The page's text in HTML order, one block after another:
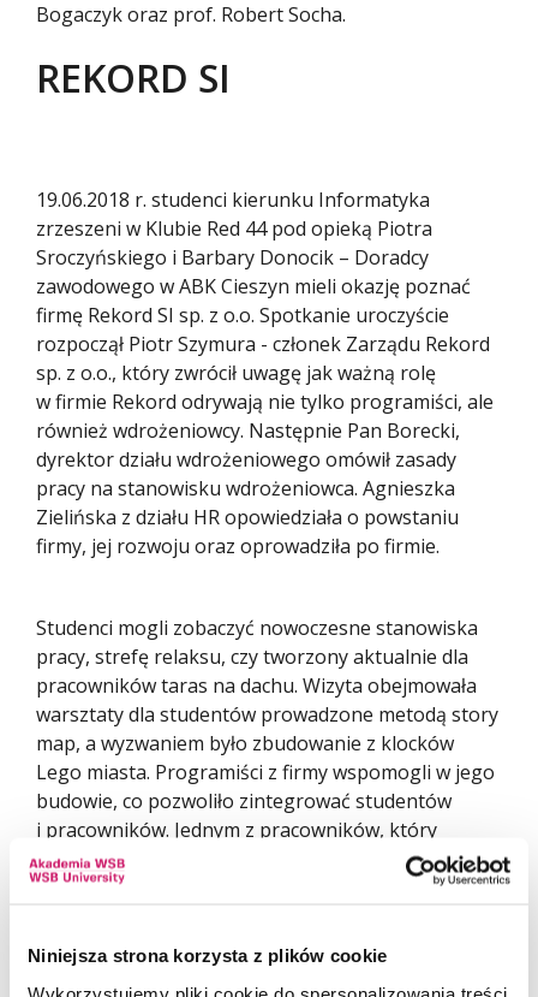
Niniejsza strona korzysta z plików cookie
Wykorzystujemy pliki cookie do spersonalizowania treści
Bogaczyk oraz prof. Robert Socha.
REKORD SI
19.06.2018 r. studenci kierunku Informatyka
zrzeszeni w Klubie Red 44 pod opieką Piotra
Sroczyńskiego i Barbary Donocik – Doradcy
zawodowego w ABK Cieszyn mieli okazję poznać
firmę Rekord SI sp. z o.o. Spotkanie uroczyście
rozpoczął Piotr Szymura - członek Zarządu Rekord
sp. z o.o., który zwrócił uwagę jak ważną rolę
w firmie Rekord odrywają nie tylko programiści, ale
również wdrożeniowcy. Następnie Pan Borecki,
dyrektor działu wdrożeniowego omówił zasady
pracy na stanowisku wdrożeniowca. Agnieszka
Zielińska z działu HR opowiedziała o powstaniu
firmy, jej rozwoju oraz oprowadziła po firmie.
Studenci mogli zobaczyć nowoczesne stanowiska
pracy, strefę relaksu, czy tworzony aktualnie dla
pracowników taras na dachu. Wizyta obejmowała
warsztaty dla studentów prowadzone metodą story
map, a wyzwaniem było zbudowanie z klocków
Lego miasta. Programiści z firmy wspomogli w jego
budowie, co pozwoliło zintegrować studentów
i pracowników. Jednym z pracowników, który
wspomagał „budowę” był absolwent uczelni, który
już podczas studiów zatrudnił się w firmie Rekord.
wytyczne od inwestora, dlatego ważna była
komunikacja i współpraca w grupach. To właśnie